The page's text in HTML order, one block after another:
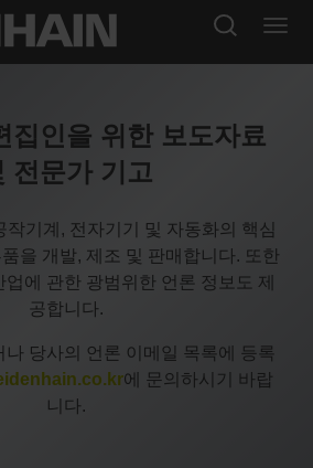
집인을 위한 보도자료
전문가 기고
작기계, 전자기기 및 자동화의 핵심
을 개발, 제조 및 판매합니다. 또한
에 관한 광범위한 언론 정보도 제
공합니다.
나 당사의 언론 이메일 목록에 등록
에 문의하시기 바랍
니다.